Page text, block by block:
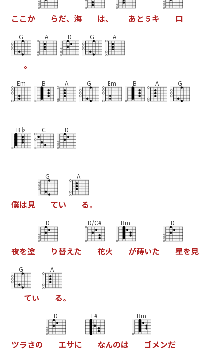
こ こか らだ、 海 は、 あ と ５キ ロ
G
。
A D G A
Em B A G Em B A G
B♭ C D
僕は見
G
てい
A
る。
夜を塗
D
り替えた
D/C#
花火
Bm
が蒔いた
D
星を見
G
てい
A
る。
ツラさの
D
エサに
F#
なんのは
Bm
ゴメンだ